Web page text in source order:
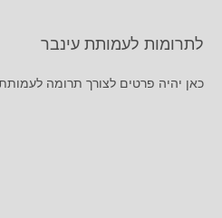
לתרומות לעמותת עינבר
כאן יהיה פרטים לצורך תרומה